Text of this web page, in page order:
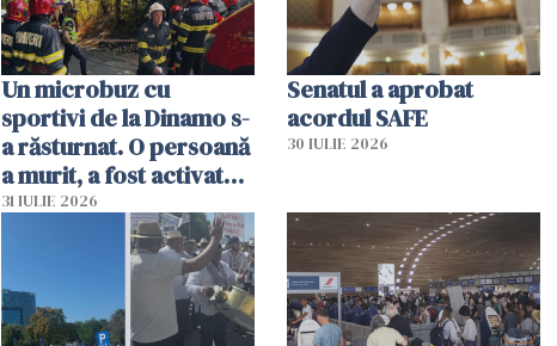
Un microbuz cu
sportivi de la Dinamo s-
a răsturnat. O persoană
a murit, a fost activat
planul roșu de
31 IULIE 2026
Senatul a aprobat
acordul SAFE
30 IULIE 2026